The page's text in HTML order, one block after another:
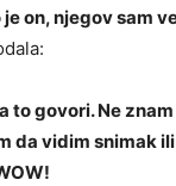
on, njegov sam
to govori. Ne
da vidim snimak